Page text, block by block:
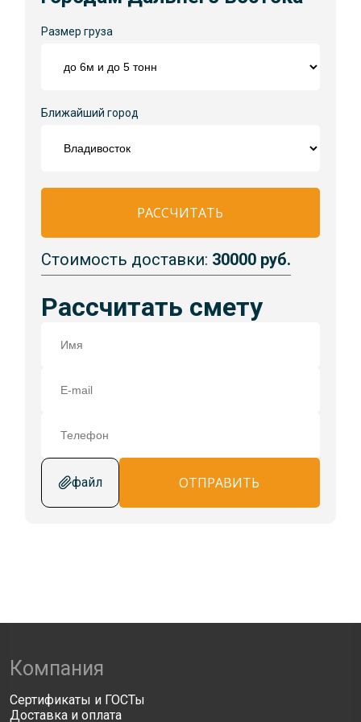
Размер груза
Ближайший город
РАССЧИТАТЬ
Стоимость доставки: 30000 руб.
Рассчитать смету
файл ОТПРАВИТЬ
Компания
Сертификаты и ГОСТы
Доставка и оплата